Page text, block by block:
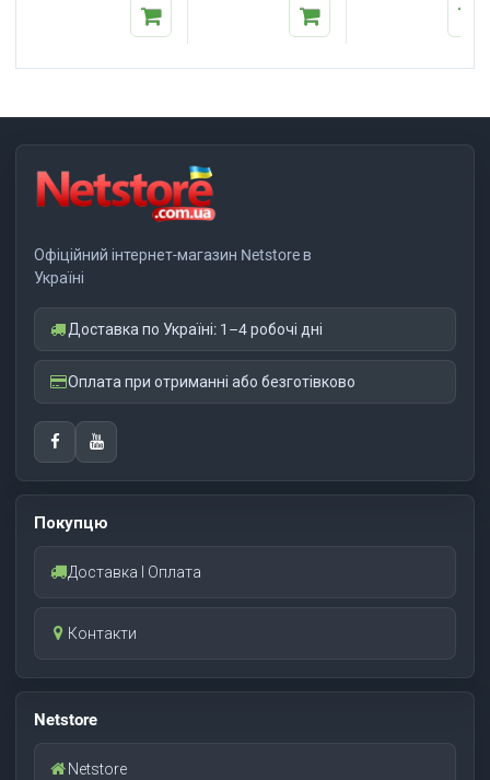
Офіційний інтернет-магазин Netstore в
Україні
Доставка по Україні: 1–4 робочі дні
Оплата при отриманні або безготівково
Покупцю
Доставка І Оплата
Контакти
Netstore
Netstore